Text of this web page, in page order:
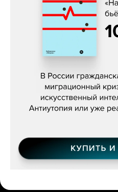
Константин